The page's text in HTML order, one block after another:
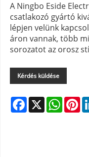
A Ningbo Eside
csatlakozó gyártó
lépjen velünk
áron vannak, több
sorozatot az orosz
Kérdés küldése
Facebook
X